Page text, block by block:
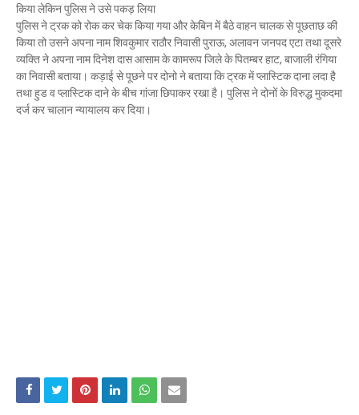
Mau Beat Media -Nov 14 2022
Mau:-सांप को हाथ में लपेटे में पहुंचा युवक अस्पताल, मची अफरा
Mau Beat Media-Nov 14 2022
Prayagraj:- इतिहास के पन्नों में विलुप्त हो गये स्वतंत्रता
Mau Beat Media- Sep 22 2024
किया लेकिन पुलिस ने उसे पकड़ लिया
पुलिस ने ट्रक को रोक कर चेक किया गया और केबिन में बैठे वाहन चालक से पूछताछ की
किया तो उसने अपना नाम शिवकुमार राठौर निवासी पुराऊ, अलावन जनपद एटा तथा दूसरे
व्यक्ति ने अपना नाम दिनेश दास आसाम के कामरूप जिले के पितम्बर हाट, बाजाली रंगिया
का निवासी बताया। कड़ाई से पूछने पर दोनो ने बताया कि ट्रक में प्लास्टिक दाना लदा है
तथा हुड व प्लास्टिक दाने के बीच गांजा छिपाकर रखा है। पुलिस ने दोनों के विरुद्ध मुकदमा
दर्ज कर चालान न्यायालय कर दिया।